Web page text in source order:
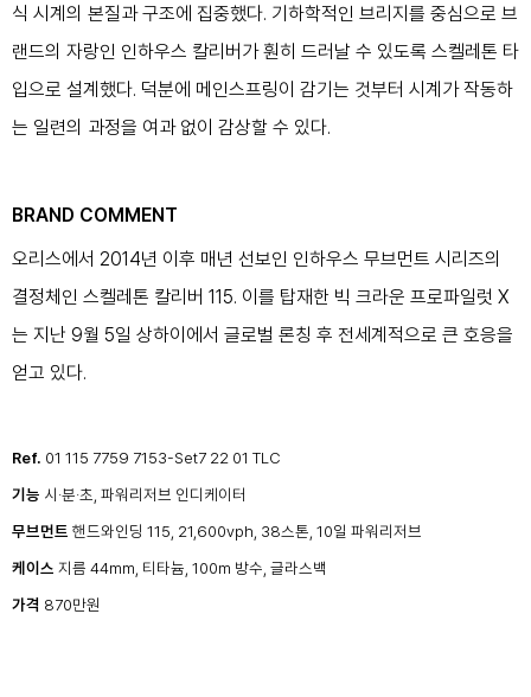
식 시계의 본질과 구조에 집중했다. 기하학적인 브리지를 중심으로 브
랜드의 자랑인 인하우스 칼리버가 훤히 드러날 수 있도록 스켈레톤 타
입으로 설계했다. 덕분에 메인스프링이 감기는 것부터 시계가 작동하
는 일련의 과정을 여과 없이 감상할 수 있다.
BRAND COMMENT
오리스에서 2014년 이후 매년 선보인 인하우스 무브먼트 시리즈의
결정체인 스켈레톤 칼리버 115. 이를 탑재한 빅 크라운 프로파일럿 X
는 지난 9월 5일 상하이에서 글로벌 론칭 후 전세계적으로 큰 호응을
얻고 있다.
Ref. 01 115 7759 7153-Set7 22 01 TLC
기능 시·분·초, 파워리저브 인디케이터
무브먼트 핸드와인딩 115, 21,600vph, 38스톤, 10일 파워리저브
케이스 지름 44mm, 티타늄, 100m 방수, 글라스백
가격 870만원